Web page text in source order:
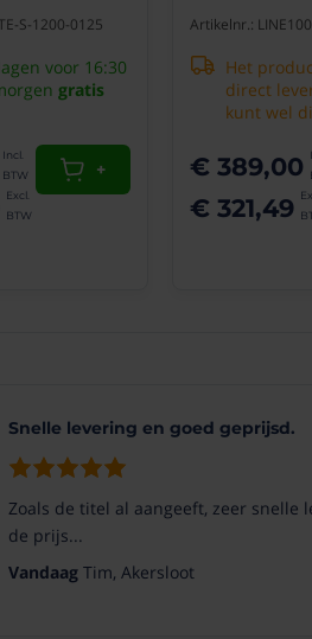
S-1200-0125
voor 16:30
gratis
+
Artikelnr.:
€ 389,00
€ 321,49
Het
direct
kunt wel
Snelle levering en goed geprijsd.
Zoals de titel al aangeeft, zeer snelle
de prijs...
Vandaag Tim, Akersloot